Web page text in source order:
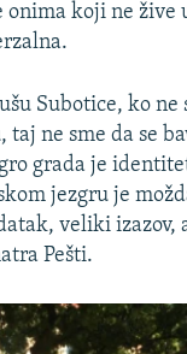
onima koji ne žive
Subotice, ko ne
ne sme da se
grada je
jezgru je
veliki izazov,
Pešti.